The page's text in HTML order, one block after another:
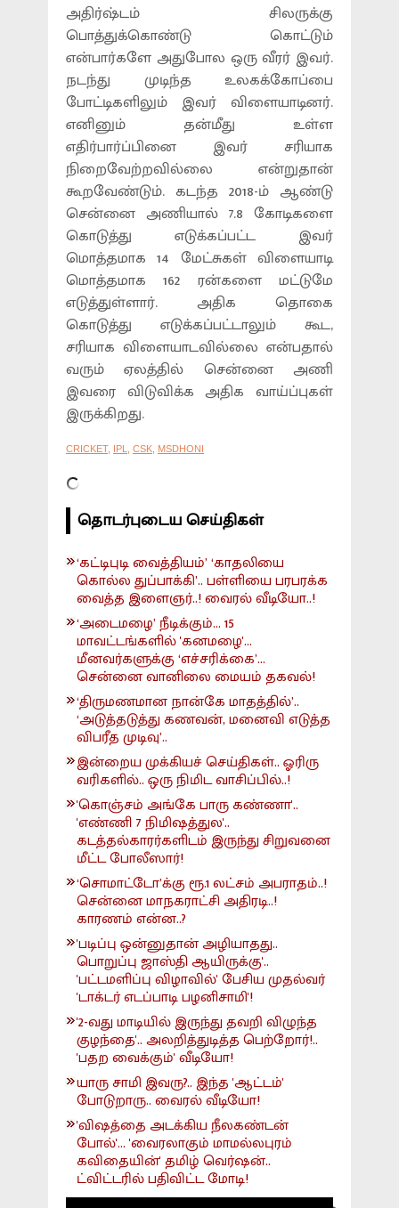
அதிர்ஷ்டம் சிலருக்கு
பொத்துக்கொண்டு கொட்டும்
என்பார்களே அதுபோல ஒரு வீரர் இவர்.
நடந்து முடிந்த உலகக்கோப்பை
போட்டிகளிலும் இவர் விளையாடினர்.
எனினும் தன்மீது உள்ள
எதிர்பார்ப்பினை இவர் சரியாக
நிறைவேற்றவில்லை என்றுதான்
கூறவேண்டும். கடந்த 2018-ம் ஆண்டு
சென்னை அணியால் 7.8 கோடிகளை
கொடுத்து எடுக்கப்பட்ட இவர்
மொத்தமாக 14 மேட்சுகள் விளையாடி
மொத்தமாக 162 ரன்களை மட்டுமே
எடுத்துள்ளார். அதிக தொகை
கொடுத்து எடுக்கப்பட்டாலும் கூட,
சரியாக விளையாடவில்லை என்பதால்
வரும் ஏலத்தில் சென்னை அணி
இவரை விடுவிக்க அதிக வாய்ப்புகள்
இருக்கிறது.
CRICKET, IPL, CSK, MSDHONI
தொடர்புடைய செய்திகள்
‘கட்டிபுடி வைத்தியம்’ ‘காதலியை
கொல்ல துப்பாக்கி’.. பள்ளியை பரபரக்க
வைத்த இளைஞர்..! வைரல் வீடியோ..!
‘அடைமழை’ நீடிக்கும்... 15
மாவட்டங்களில் 'கனமழை'...
மீனவர்களுக்கு ‘எச்சரிக்கை’...
சென்னை வானிலை மையம் தகவல்!
‘திருமணமான நான்கே மாதத்தில்’..
‘அடுத்தடுத்து கணவன், மனைவி எடுத்த
விபரீத முடிவு’..
இன்றைய முக்கியச் செய்திகள்.. ஓரிரு
வரிகளில்.. ஒரு நிமிட வாசிப்பில்..!
'கொஞ்சம் அங்கே பாரு கண்ணா'..
'எண்ணி 7 நிமிஷத்துல'..
கடத்தல்காரர்களிடம் இருந்து சிறுவனை
மீட்ட போலீஸார்!
‘சொமாட்டோ’க்கு ரூ.1 லட்சம் அபராதம்..!
சென்னை மாநகராட்சி அதிரடி..!
காரணம் என்ன..?
'படிப்பு ஒன்னுதான் அழியாதது..
பொறுப்பு ஜாஸ்தி ஆயிருக்கு'..
'பட்டமளிப்பு விழாவில்' பேசிய முதல்வர்
'டாக்டர் எடப்பாடி பழனிசாமி'!
'2-வது மாடியில் இருந்து தவறி விழுந்த
குழந்தை'.. அலறித்துடித்த பெற்றோர்!..
'பதற வைக்கும்' வீடியோ!
யாரு சாமி இவரு?.. இந்த 'ஆட்டம்'
போடுறாரு.. வைரல் வீடியோ!
'விஷத்தை அடக்கிய நீலகண்டன்
போல்'... 'வைரலாகும் மாமல்லபுரம்
கவிதையின்' தமிழ் வெர்ஷன்..
ட்விட்டரில் பதிவிட்ட மோடி!